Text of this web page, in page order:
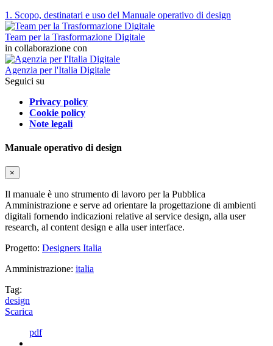
1. Scopo, destinatari e uso del Manuale operativo di design
Team per la Trasformazione Digitale
in collaborazione con
Agenzia per l'Italia Digitale
Seguici su
Privacy policy
Cookie policy
Note legali
Manuale operativo di design
×
Il manuale è uno strumento di lavoro per la Pubblica
Amministrazione e serve ad orientare la progettazione di ambienti
digitali fornendo indicazioni relative al service design, alla user
research, al content design e alla user interface.
Progetto: Designers Italia
Amministrazione: italia
Tag:
design
Scarica
pdf